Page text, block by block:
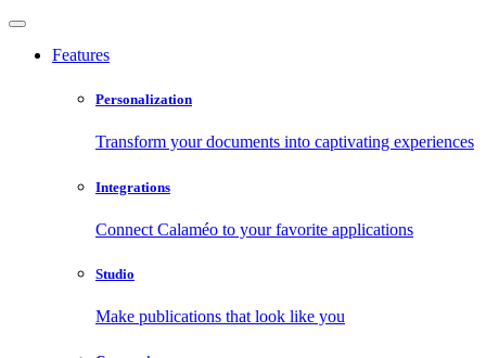
Features
Personalization
Transform your documents into captivating experiences
Integrations
Connect Calaméo to your favorite applications
Studio
Make publications that look like you